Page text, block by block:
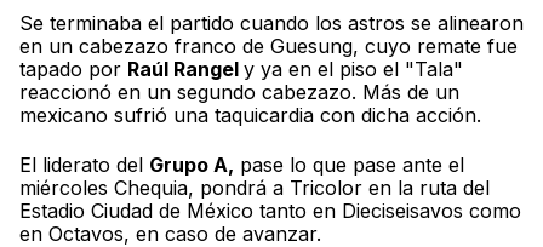
Se terminaba el partido cuando los astros se alinearon
en un cabezazo franco de Guesung, cuyo remate fue
tapado por Raúl Rangel y ya en el piso el "Tala"
reaccionó en un segundo cabezazo. Más de un
mexicano sufrió una taquicardia con dicha acción.
El liderato del Grupo A, pase lo que pase ante el
miércoles Chequia, pondrá a Tricolor en la ruta del
Estadio Ciudad de México tanto en Dieciseisavos como
en Octavos, en caso de avanzar.